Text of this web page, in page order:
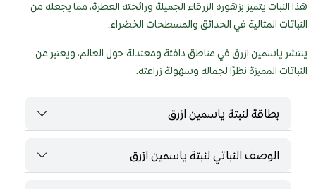
هذا النبات يتميز بزهوره الزرقاء الجميلة ورائحته العطرة، مما يجعله من
النباتات المثالية في الحدائق والمسطحات الخضراء.
ينتشر ياسمين ازرق في مناطق دافئة ومعتدلة حول العالم، ويعتبر من
النباتات المميزة نظرًا لجماله وسهولة زراعته.
بطاقة لنبتة ياسمين ازرق
الوصف النباتي لنبتة ياسمين ازرق